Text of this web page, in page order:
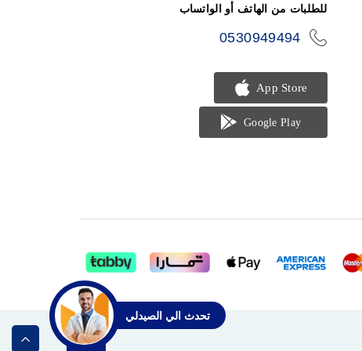
تحدث الي الصيدلي
للطلبات من الهاتف أو الواتساب
0530949494